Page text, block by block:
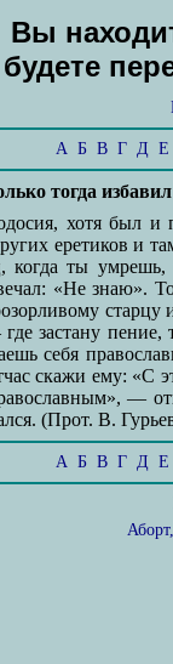
Вы
А Б В Г Д Е
тогда
хотя был и
еретиков и
ты
«Не знаю».
застану пение,
себя
скажи ему:
—
(Прот. В.
А Б В Г Д Е